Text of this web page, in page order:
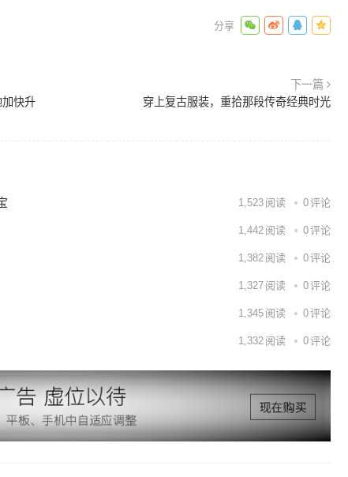
快升
下一篇
穿上复古服装，重拾那段传奇经典时光
1,523 阅读 0评论
1,442 阅读 0评论
1,382 阅读 0评论
1,327 阅读 0评论
1,345 阅读 0评论
1,332 阅读 0评论